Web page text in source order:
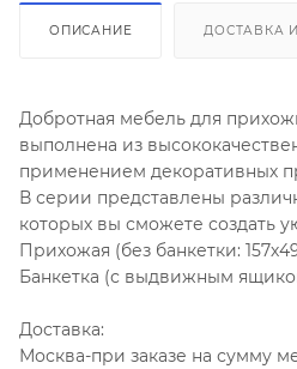
ОПИСАНИЕ ДОСТАВКА
Добротная мебель для
выполнена из
применением декоративных
В серии представлены
которых вы сможете создать
Прихожая (без банкетки:
Банкетка (с выдвижным
Доставка:
Москва-при заказе на сумму